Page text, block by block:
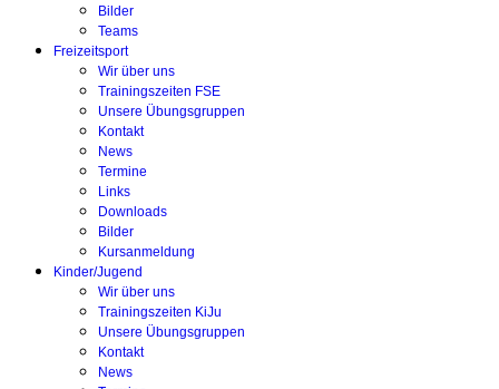
Bilder
Teams
Freizeitsport
Wir über uns
Trainingszeiten FSE
Unsere Übungsgruppen
Kontakt
News
Termine
Links
Downloads
Bilder
Kursanmeldung
Kinder/Jugend
Wir über uns
Trainingszeiten KiJu
Unsere Übungsgruppen
Kontakt
News